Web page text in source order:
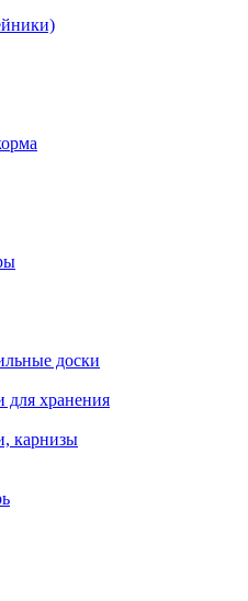
доски
для хранения
карнизы